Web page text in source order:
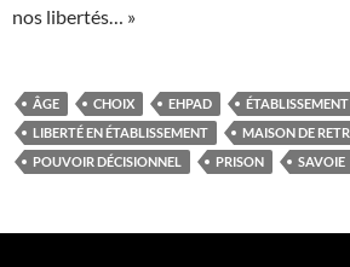
nos libertés… »
ÂGE CHOIX EHPAD ÉTABLISSEMENT
LIBERTÉ EN ÉTABLISSEMENT
MAISON DE
POUVOIR DÉCISIONNEL
PRISON SAVOIE